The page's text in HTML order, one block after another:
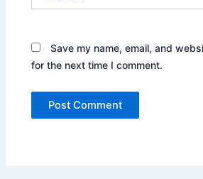
Save my name, email, and
for the next time I comment.